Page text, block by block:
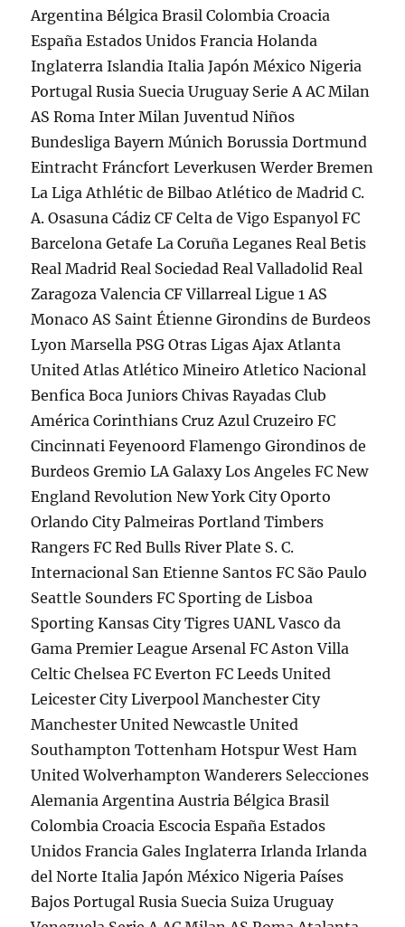
Argentina Bélgica Brasil Colombia Croacia
España Estados Unidos Francia Holanda
Inglaterra Islandia Italia Japón México Nigeria
Portugal Rusia Suecia Uruguay Serie A AC Milan
AS Roma Inter Milan Juventud Niños
Bundesliga Bayern Múnich Borussia Dortmund
Eintracht Fráncfort Leverkusen Werder Bremen
La Liga Athlétic de Bilbao Atlético de Madrid C.
A. Osasuna Cádiz CF Celta de Vigo Espanyol FC
Barcelona Getafe La Coruña Leganes Real Betis
Real Madrid Real Sociedad Real Valladolid Real
Zaragoza Valencia CF Villarreal Ligue 1 AS
Monaco AS Saint Étienne Girondins de Burdeos
Lyon Marsella PSG Otras Ligas Ajax Atlanta
United Atlas Atlético Mineiro Atletico Nacional
Benfica Boca Juniors Chivas Rayadas Club
América Corinthians Cruz Azul Cruzeiro FC
Cincinnati Feyenoord Flamengo Girondinos de
Burdeos Gremio LA Galaxy Los Angeles FC New
England Revolution New York City Oporto
Orlando City Palmeiras Portland Timbers
Rangers FC Red Bulls River Plate S. C.
Internacional San Etienne Santos FC São Paulo
Seattle Sounders FC Sporting de Lisboa
Sporting Kansas City Tigres UANL Vasco da
Gama Premier League Arsenal FC Aston Villa
Celtic Chelsea FC Everton FC Leeds United
Leicester City Liverpool Manchester City
Manchester United Newcastle United
Southampton Tottenham Hotspur West Ham
United Wolverhampton Wanderers Selecciones
Alemania Argentina Austria Bélgica Brasil
Colombia Croacia Escocia España Estados
Unidos Francia Gales Inglaterra Irlanda Irlanda
del Norte Italia Japón México Nigeria Países
Bajos Portugal Rusia Suecia Suiza Uruguay